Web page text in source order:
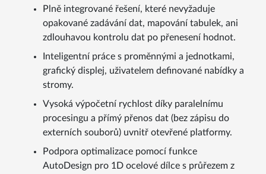
Plně integrované řešení, které nevyžaduje
opakované zadávání dat, mapování tabulek, ani
zdlouhavou kontrolu dat po přenesení hodnot.
Inteligentní práce s proměnnými a jednotkami,
grafický displej, uživatelem definované nabídky a
stromy.
Vysoká výpočetní rychlost díky paralelnímu
procesingu a přímý přenos dat (bez zápisu do
externích souborů) uvnitř otevřené platformy.
Podpora optimalizace pomocí funkce
AutoDesign pro 1D ocelové dílce s průřezem z